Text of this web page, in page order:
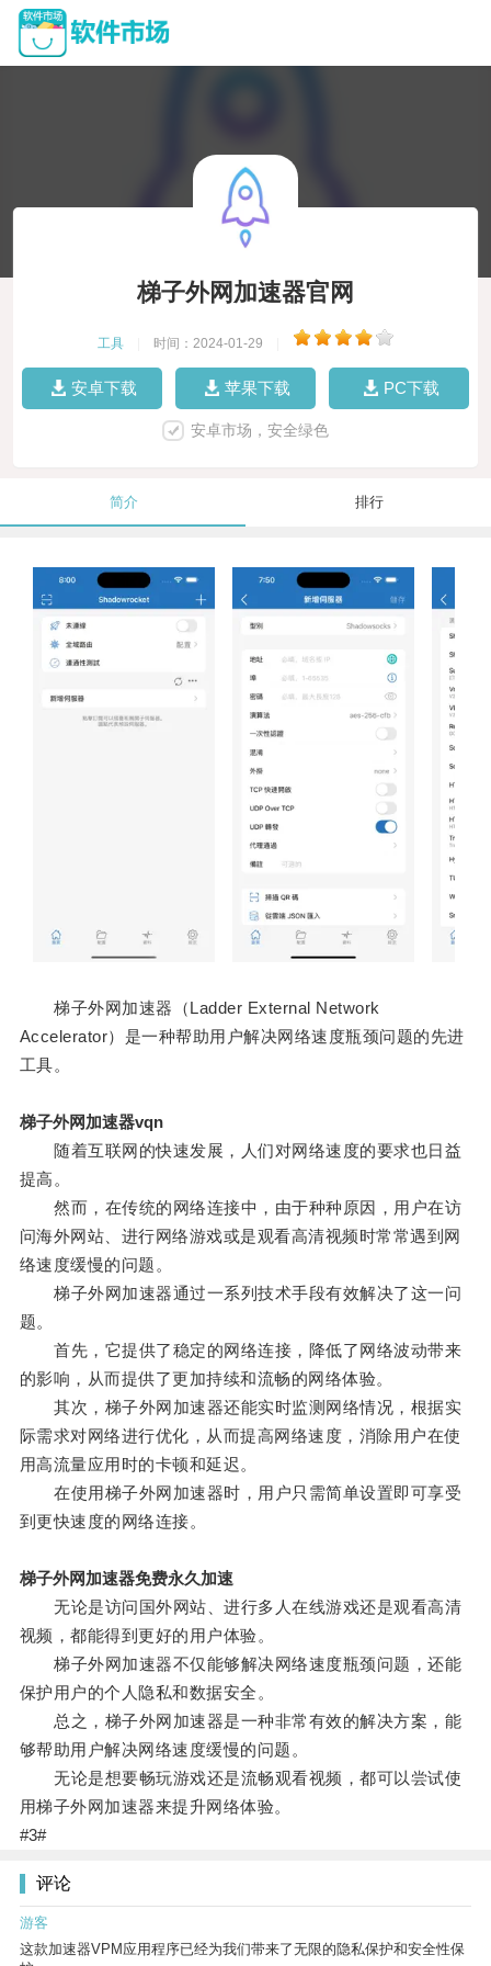
梯子外网加速器官网
工具 时间：2024-01-29
安卓下载 苹果下载 PC下载
安卓市场，安全绿色
简介 排行
梯子外网加速器（Ladder External Network
Accelerator）是一种帮助用户解决网络速度瓶颈问题的先进
工具。
梯子外网加速器vqn
随着互联网的快速发展，人们对网络速度的要求也日益
提高。
然而，在传统的网络连接中，由于种种原因，用户在访
问海外网站、进行网络游戏或是观看高清视频时常常遇到网
络速度缓慢的问题。
梯子外网加速器通过一系列技术手段有效解决了这一问
题。
首先，它提供了稳定的网络连接，降低了网络波动带来
的影响，从而提供了更加持续和流畅的网络体验。
其次，梯子外网加速器还能实时监测网络情况，根据实
际需求对网络进行优化，从而提高网络速度，消除用户在使
用高流量应用时的卡顿和延迟。
在使用梯子外网加速器时，用户只需简单设置即可享受
到更快速度的网络连接。
梯子外网加速器免费永久加速
无论是访问国外网站、进行多人在线游戏还是观看高清
视频，都能得到更好的用户体验。
梯子外网加速器不仅能够解决网络速度瓶颈问题，还能
保护用户的个人隐私和数据安全。
总之，梯子外网加速器是一种非常有效的解决方案，能
够帮助用户解决网络速度缓慢的问题。
无论是想要畅玩游戏还是流畅观看视频，都可以尝试使
用梯子外网加速器来提升网络体验。
#3#
评论
游客
这款加速器VPM应用程序已经为我们带来了无限的隐私保护和安全性保